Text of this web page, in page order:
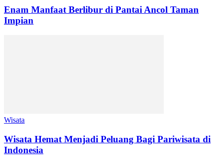
Enam Manfaat Berlibur di Pantai Ancol Taman
Impian
Wisata
Wisata Hemat Menjadi Peluang Bagi Pariwisata di
Indonesia